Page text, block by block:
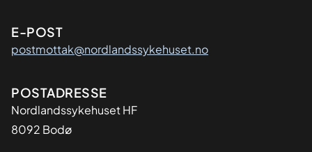
E-POST
postmottak@nordlandssykehuset.no
Adresse
POSTADRESSE
Nordlandssykehuset HF
8092 Bodø